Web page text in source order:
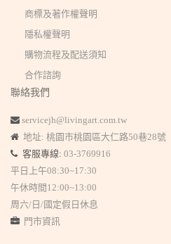
商標及著作權聲明
隱私權聲明
購物流程及配送須知
合作諮詢
聯絡我們
servicejh@livingart.com.tw
地址: 桃園市桃園區大仁路50巷28號
客服專線: 03-3769916
平日上午08:30~17:30
午休時間12:00~13:00
周六/日/國定假日休息
門市資訊